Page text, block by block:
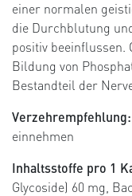
einer normalen
die Durchblutung
positiv beeinflussen.
Bildung von
Bestandteil der
Verzehrempfehlung:
einnehmen
Inhaltsstoffe pro 1
Glycoside) 60 mg,